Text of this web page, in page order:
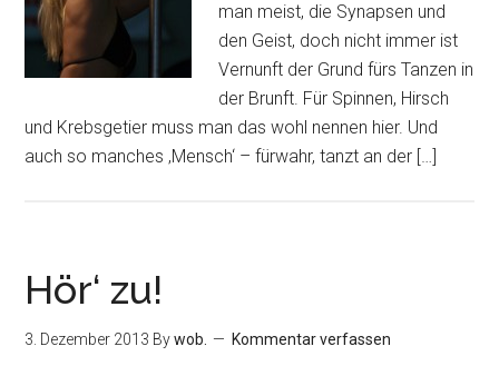
man meist, die Synapsen und
den Geist, doch nicht immer ist
Vernunft der Grund fürs Tanzen in
der Brunft. Für Spinnen, Hirsch
und Krebsgetier muss man das wohl nennen hier. Und
auch so manches ‚Mensch‘ – fürwahr, tanzt an der […]
Hör‘ zu!
3. Dezember 2013 Bywob. Kommentar verfassen